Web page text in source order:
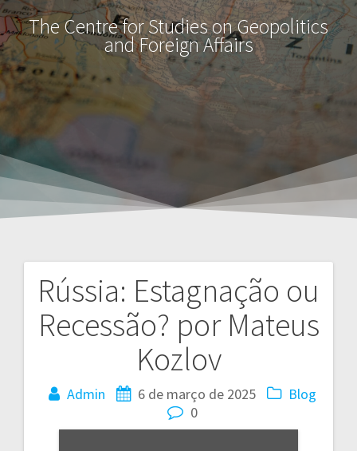
The Centre for Studies on Geopolitics
and Foreign Affairs
Rússia: Estagnação ou
Recessão? por Mateus
Kozlov
Admin 6 de março de 2025
Blog
0
Navegação
de